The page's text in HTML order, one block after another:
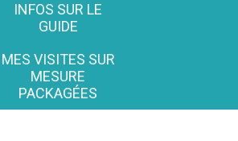
INFOS SUR LE
GUIDE
MES VISITES SUR
MESURE
PACKAGÉES